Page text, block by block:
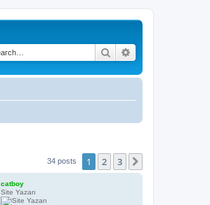
Search
34 posts 1 2 3
catboy
Site Yazarı